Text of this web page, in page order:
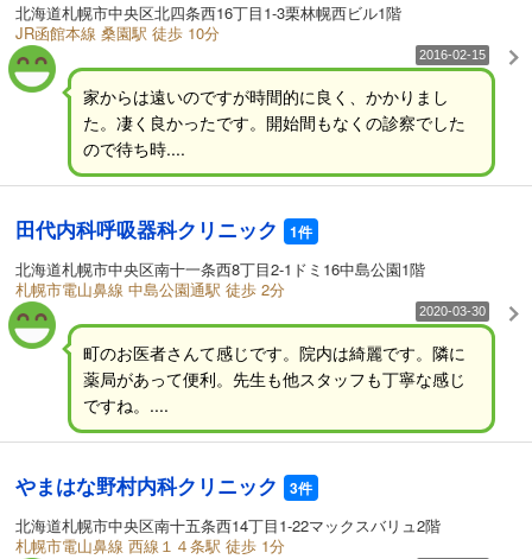
北海道札幌市中央区北四条西16丁目1-3栗林幌西ビル1階
JR函館本線 桑園駅 徒歩 10分
2016-02-15
家からは遠いのですが時間的に良く、かかりまし
た。凄く良かったです。開始間もなくの診察でした
ので待ち時....
田代内科呼吸器科クリニック 1件
北海道札幌市中央区南十一条西8丁目2-1ドミ16中島公園1階
札幌市電山鼻線 中島公園通駅 徒歩 2分
2020-03-30
町のお医者さんて感じです。院内は綺麗です。隣に
薬局があって便利。先生も他スタッフも丁寧な感じ
ですね。....
やまはな野村内科クリニック 3件
北海道札幌市中央区南十五条西14丁目1-22マックスバリュ2階
札幌市電山鼻線 西線１４条駅 徒歩 1分